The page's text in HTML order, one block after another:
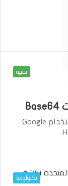
تقنية
كيفية تحويل صورة إلى URI للبيانات base64 باستخدام Google
تكنولوجيا